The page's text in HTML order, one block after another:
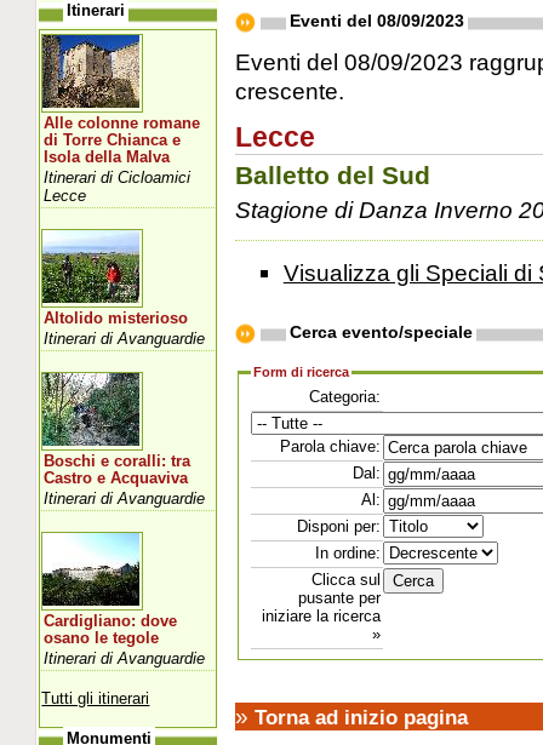
Eventi del 08/09/2023
Eventi del 08/09/2023
crescente.
Lecce
Balletto del Sud
Stagione di Danza Inverno
Visualizza gli Speciali di
Cerca evento/speciale
Form di ricerca
Categoria:
Parola chiave:
Dal:
Al:
Disponi per:
In ordine:
Clicca sul
pusante per
iniziare la ricerca
»
» Torna ad inizio pagina
Itinerari
Alle colonne romane
di Torre Chianca e
Isola della Malva
Itinerari di Cicloamici
Lecce
Altolido misterioso
Itinerari di Avanguardie
Boschi e coralli: tra
Castro e Acquaviva
Itinerari di Avanguardie
Cardigliano: dove
osano le tegole
Itinerari di Avanguardie
Tutti gli itinerari
Monumenti